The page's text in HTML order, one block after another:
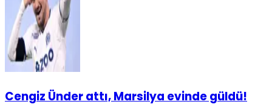
Cengiz Ünder attı, Marsilya evinde güldü!